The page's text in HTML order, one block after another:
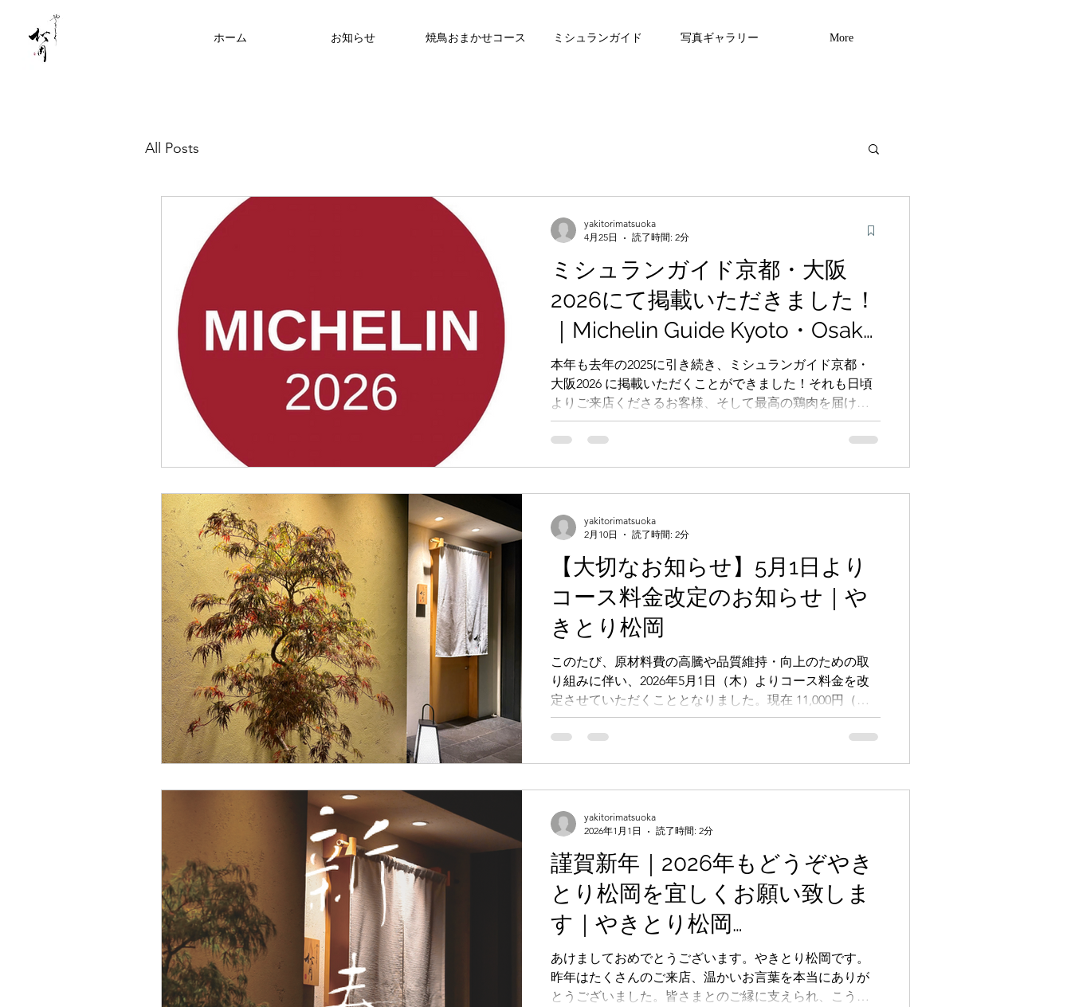
ホーム お知らせ 焼鳥おまかせコース ミシュランガイド 写真ギャラリー More
All Posts
ミシュランガイド京都・大阪
2026にて掲載いただきました！
｜Michelin Guide Kyoto・Osaka
2026｜やきとり松岡・yakitori
matsuoka｜焼鳥おまかせコー
ス・烧鸟omakase米其林大阪美
食のコピー
本年も去年の2025に引き続き、ミシュランガイド京都・
大阪2026 に掲載いただくことができました！それも日頃
よりご来店くださるお客様、そして最高の鶏肉を届けて
くださるNSファームの生産者の皆さまのお力添えのおか
げです。改めまして、スタッフ一同心より感謝申し上げ
yakitorimatsuoka
4月25日
読了時間: 2分
【大切なお知らせ】5月1日より
コース料金改定のお知らせ｜や
きとり松岡
このたび、原材料費の高騰や品質維持・向上のための取
り組みに伴い、2026年5月1日（木）よりコース料金を改
定させていただくこととなりました。現在 11,000円（税
込） にてご提供しておりますコースにつきまして、2026
年5月1日（木）より 12,100円（税込） に改定いたしま
すが、今後も一層ご満足いただける料理・空間・サービ
スをご提供できるよう、より一層努めてまいります。何
卒ご理解を賜りますようお願い申し上げます。今後とも
変わらぬご愛顧のほど、よろしくお願いいたします。
yakitorimatsuoka
2月10日
読了時間: 2分
謹賀新年｜2026年もどうぞやき
とり松岡を宜しくお願い致しま
す｜やきとり松岡
yakitorimatsuoka
あけましておめでとうございます。やきとり松岡です。
昨年はたくさんのご来店、温かいお言葉を本当にありが
とうございました。皆さまとのご縁に支えられ、こうし
yakitorimatsuoka
2026年1月1日
読了時間: 2分